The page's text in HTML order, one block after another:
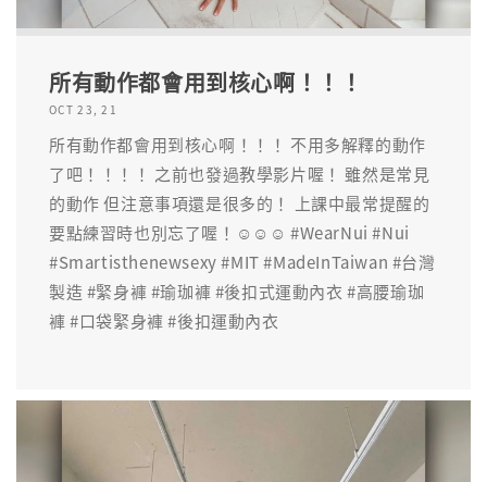
所有動作都會用到核心啊！！！
OCT 23, 21
所有動作都會用到核心啊！！！ 不用多解釋的動作
了吧！！！！ 之前也發過教學影片喔！ 雖然是常見
的動作 但注意事項還是很多的！ 上課中最常提醒的
要點練習時也別忘了喔！☺️☺️☺️ #WearNui #Nui
#Smartisthenewsexy #MIT #MadeInTaiwan #台灣
製造 #緊身褲 #瑜珈褲 #後扣式運動內衣 #高腰瑜珈
褲 #口袋緊身褲 #後扣運動內衣